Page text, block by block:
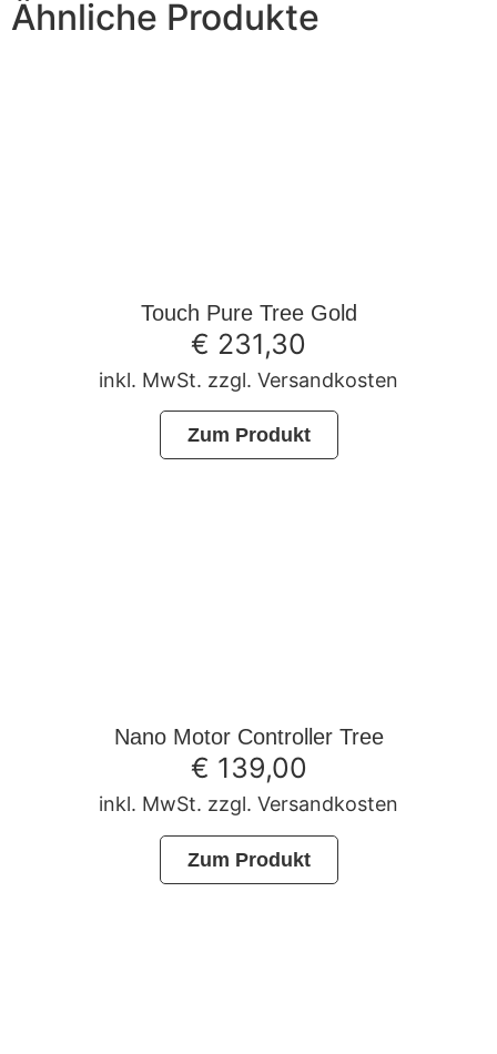
Ähnliche Produkte
Touch Pure Tree Gold
€ 231,30
inkl. MwSt. zzgl. Versandkosten
Zum Produkt
Nano Motor Controller Tree
€ 139,00
inkl. MwSt. zzgl. Versandkosten
Zum Produkt